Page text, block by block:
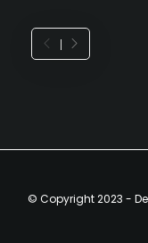
© Copyright 2023 -